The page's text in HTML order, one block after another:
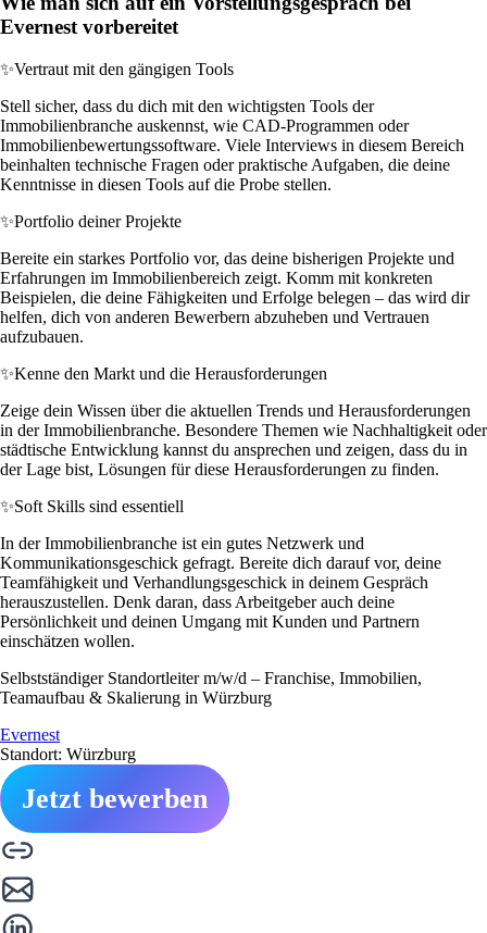
Evernest vorbereitet
✨Vertraut mit den gängigen Tools
Stell sicher, dass du dich mit den wichtigsten Tools der
Immobilienbranche auskennst, wie CAD-Programmen oder
Immobilienbewertungssoftware. Viele Interviews in diesem Bereich
beinhalten technische Fragen oder praktische Aufgaben, die deine
Kenntnisse in diesen Tools auf die Probe stellen.
✨Portfolio deiner Projekte
Bereite ein starkes Portfolio vor, das deine bisherigen Projekte und
Erfahrungen im Immobilienbereich zeigt. Komm mit konkreten
Beispielen, die deine Fähigkeiten und Erfolge belegen – das wird dir
helfen, dich von anderen Bewerbern abzuheben und Vertrauen
aufzubauen.
✨Kenne den Markt und die Herausforderungen
Zeige dein Wissen über die aktuellen Trends und Herausforderungen
in der Immobilienbranche. Besondere Themen wie Nachhaltigkeit oder
städtische Entwicklung kannst du ansprechen und zeigen, dass du in
der Lage bist, Lösungen für diese Herausforderungen zu finden.
✨Soft Skills sind essentiell
In der Immobilienbranche ist ein gutes Netzwerk und
Kommunikationsgeschick gefragt. Bereite dich darauf vor, deine
Teamfähigkeit und Verhandlungsgeschick in deinem Gespräch
herauszustellen. Denk daran, dass Arbeitgeber auch deine
Persönlichkeit und deinen Umgang mit Kunden und Partnern
einschätzen wollen.
Selbstständiger Standortleiter m/w/d – Franchise, Immobilien,
Teamaufbau & Skalierung in Würzburg
Evernest
Standort: Würzburg
Jetzt bewerben